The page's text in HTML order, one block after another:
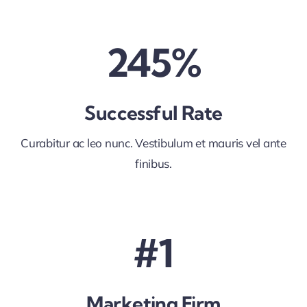
245%
Successful Rate
Curabitur ac leo nunc. Vestibulum et mauris vel ante
finibus.
#1